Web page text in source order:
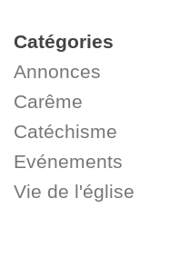
Catégories
Annonces
Carême
Catéchisme
Evénements
Vie de l'église